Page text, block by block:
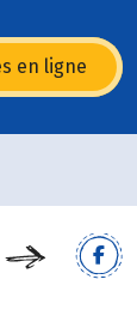
en ligne
nouvelle